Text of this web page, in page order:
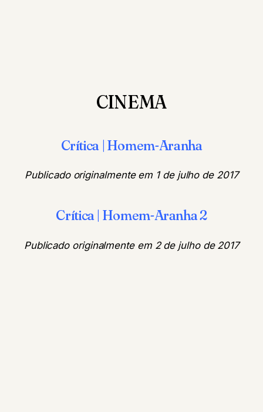
CINEMA
Crítica | Homem-Aranha
Publicado originalmente em 1 de julho de 2017
Crítica | Homem-Aranha 2
Publicado originalmente em 2 de julho de 2017